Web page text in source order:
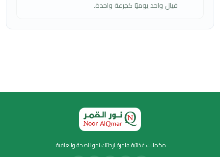
فيال واحد يوميًا كجرعة واحدة.
مكملات غذائية فاخرة لرحلتك نحو الصحة والعافية.